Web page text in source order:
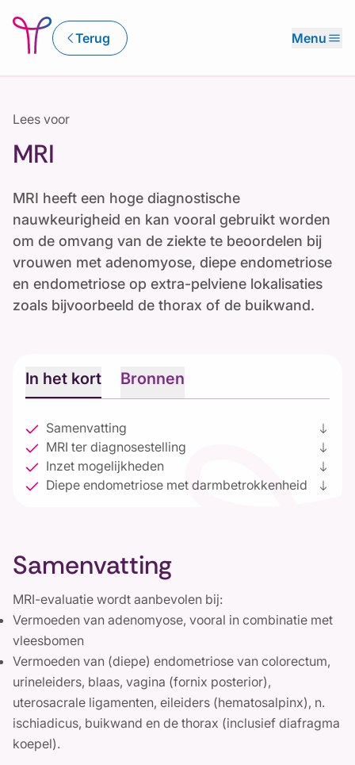
chevron_leftTerug Menu menu
Lees voor
MRI
MRI heeft een hoge diagnostische
nauwkeurigheid en kan vooral gebruikt worden
om de omvang van de ziekte te beoordelen bij
vrouwen met adenomyose, diepe endometriose
en endometriose op extra-pelviene lokalisaties
zoals bijvoorbeeld de thorax of de buikwand.
In het kort Bronnen
Samenvatting
south
MRI ter diagnosestelling
south
Inzet mogelijkheden
south
Diepe endometriose met darmbetrokkenheid
south
Samenvatting
MRI-evaluatie wordt aanbevolen bij:
Vermoeden van adenomyose, vooral in combinatie met
vleesbomen
Vermoeden van (diepe) endometriose van colorectum,
urineleiders, blaas, vagina (fornix posterior),
uterosacrale ligamenten, eileiders (hematosalpinx), n.
ischiadicus, buikwand en de thorax (inclusief diafragma
koepel).